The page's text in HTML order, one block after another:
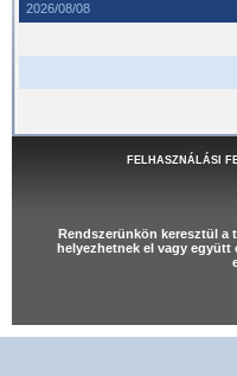
2026/08/08
FELHASZNÁLÁSI
Rendszerünkön keresztül a
helyezhetnek el vagy